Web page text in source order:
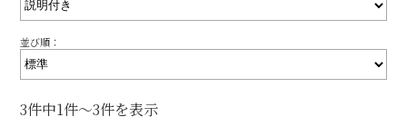
並び順：
3件中1件～3件を表示